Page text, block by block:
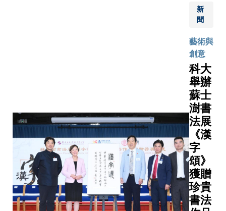
比，該
定目標
在顯著提
時，經濟
此項研究
工程學系
授領導的
發表於《
標題為「
proton-
transfer
free
system」
包括科大
新
聞
藝術與
創意
科大
舉辦
蘇士
澍書
法展
《漢
字
頌》
獲贈
珍貴
書法